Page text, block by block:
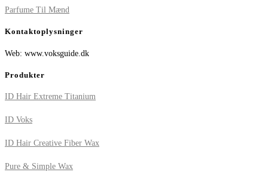
Parfume Til Mænd
Kontaktoplysninger
Web: www.voksguide.dk
Produkter
ID Hair Extreme Titanium
ID Voks
ID Hair Creative Fiber Wax
Pure & Simple Wax